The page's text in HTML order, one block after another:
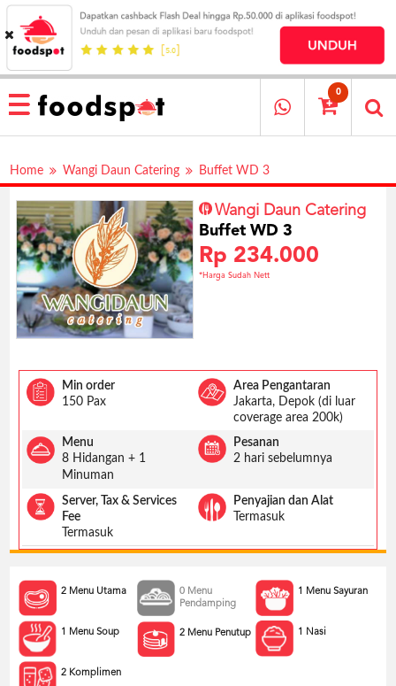
HOME
MENU
RESTAURANT
PESAN
OUR
COMPANY
KATA
MEREKA
KATALOG
LOYALTY
PROGRAM
ABOUT
BLOG
CONDITIONS
CALL
5091
3494
LOGIN
DAFTAR
0
Home Wangi Daun Catering Buffet WD 3
Wangi Daun Catering
Buffet WD 3
Rp 234.000
*Harga Sudah Nett
Min order
150 Pax
Area Pengantaran
Jakarta, Depok (di luar
coverage area 200k)
Menu
8 Hidangan + 1
Minuman
Pesanan
2 hari sebelumnya
Server, Tax & Services
Fee
Termasuk
Penyajian dan Alat
Termasuk
2 Menu Utama
0 Menu
Pendamping
1 Menu Sayuran
1 Menu Soup 2 Menu Penutup 1 Nasi
2 Komplimen